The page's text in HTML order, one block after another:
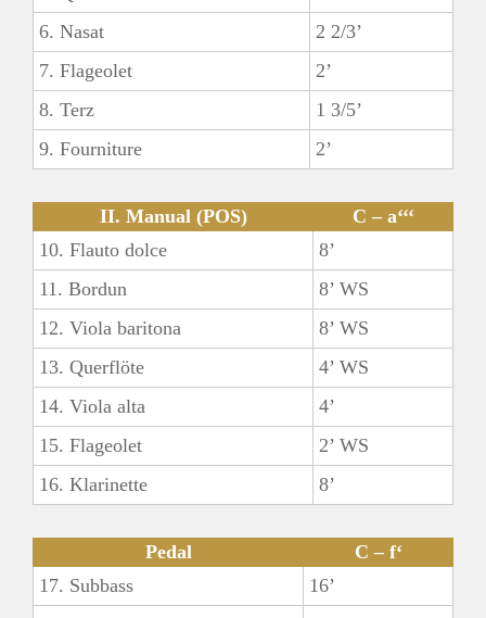
6. Nasat
2 2/3’
7. Flageolet
2’
8. Terz
1 3/5’
9. Fourniture
2’
II. Manual (POS)
C – a‘‘‘
10. Flauto dolce
8’
11. Bordun
8’ WS
12. Viola baritona
8’ WS
13. Querflöte
4’ WS
14. Viola alta
4’
15. Flageolet
2’ WS
16. Klarinette
8’
Pedal
C – f‘
17. Subbass
16’